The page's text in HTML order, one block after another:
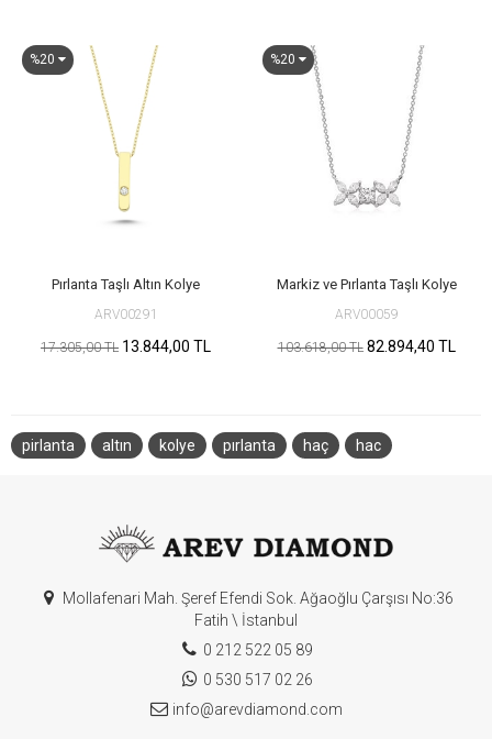
%20
Pırlanta Taşlı Altın Kolye
ARV00291
17.305,00 TL 13.844,00 TL
%20
Markiz ve Pırlanta Taşlı Kolye
ARV00059
103.618,00 TL 82.894,40 TL
pirlanta altın kolye pırlanta haç hac
Mollafenari Mah. Şeref Efendi Sok. Ağaoğlu Çarşısı No:36
Fatih \ İstanbul
0 212 522 05 89
0 530 517 02 26
info@arevdiamond.com